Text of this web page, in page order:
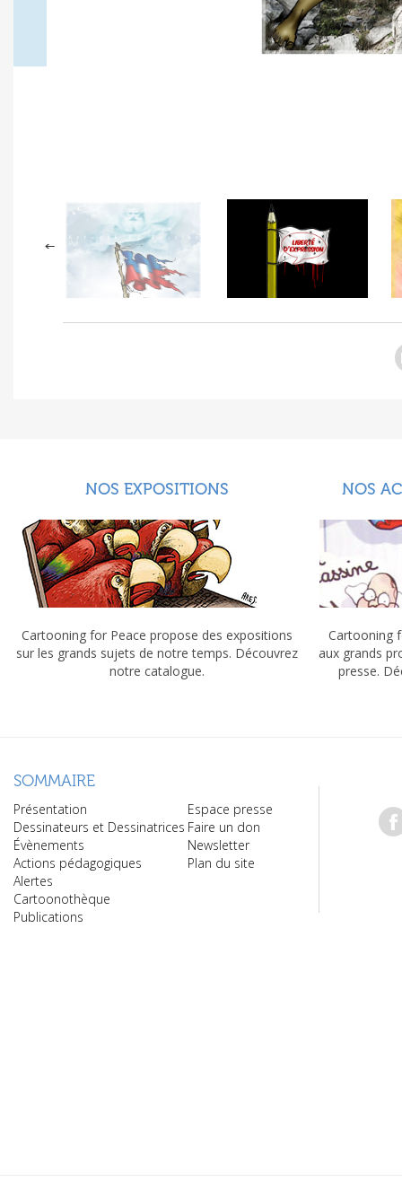
NOS EXPOSITIONS
Cartooning for Peace propose des expositions
sur les grands sujets de notre temps. Découvrez
notre catalogue.
NOS
Cartooning
aux grands
presse.
SOMMAIRE
Présentation
Dessinateurs et Dessinatrices
Évènements
Actions pédagogiques
Alertes
Cartoonothèque
Publications
Espace presse
Faire un don
Newsletter
Plan du site